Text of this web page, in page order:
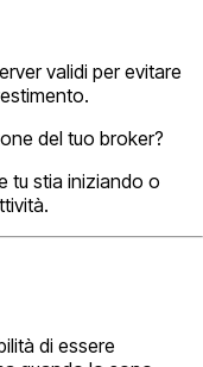
validi per evitare
del tuo broker?
tu stia iniziando o
di essere